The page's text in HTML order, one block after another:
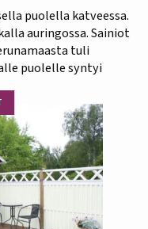
puolella katveessa.
auringossa. Sainiot
tuli
puolelle syntyi